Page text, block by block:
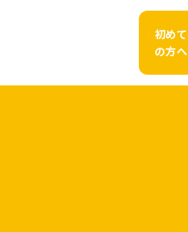
初めて
の方へ